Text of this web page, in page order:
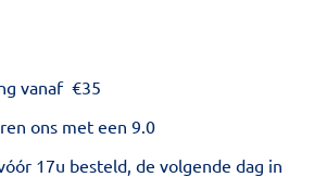
vanaf €35
ons met een 9.0
17u besteld, de volgende dag in